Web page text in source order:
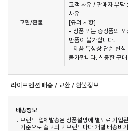
교환/환불
고객 사유 / 판매자 부담
사유
[유의 사항]
- 상품 또는 증정품의 포
반품이 불가합니다.
- 제품 특성상 단순 변심
불가합니다. 신중한 구
라이프멘션 배송 / 교환 / 환불정보
배송정보
브랜드 업체발송은 상품설명에 별도로 기입
기준으로 출고되고 브랜드마다 개별 배송비